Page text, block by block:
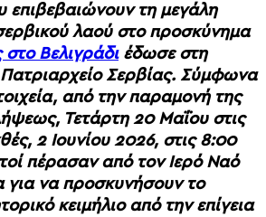
επιβεβαιώνουν τη μεγάλη
λαού στο προσκύνημα
Βελιγράδιέδωσε στη
Σερβίας. Σύμφωνα
από την παραμονή της
Τετάρτη 20 Μαΐου στις
2 Ιουνίου 2026, στις 8:00
πέρασαν από τον Ιερό Ναό
για να προσκυνήσουν το
κειμήλιο από την επίγεια